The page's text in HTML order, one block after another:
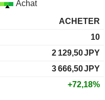
Achat
ACHETER
10
2 129,50JPY
3 666,50JPY
+72,18%